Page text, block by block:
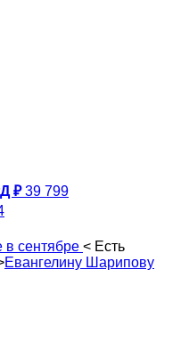
₽ 39 799
в сентябре < Есть
Евангелину Шарипову